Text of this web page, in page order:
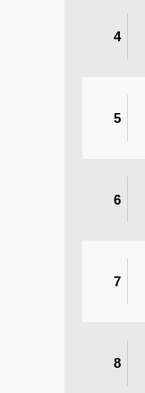
4
5
6
7
8